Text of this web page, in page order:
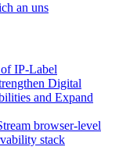
an uns
IP-Label
Digital
and Expand
browser-level
stack